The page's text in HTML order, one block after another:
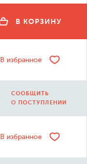
В КОРЗИНУ
В избранное
СООБЩИТЬ
О ПОСТУПЛЕНИИ
В избранное